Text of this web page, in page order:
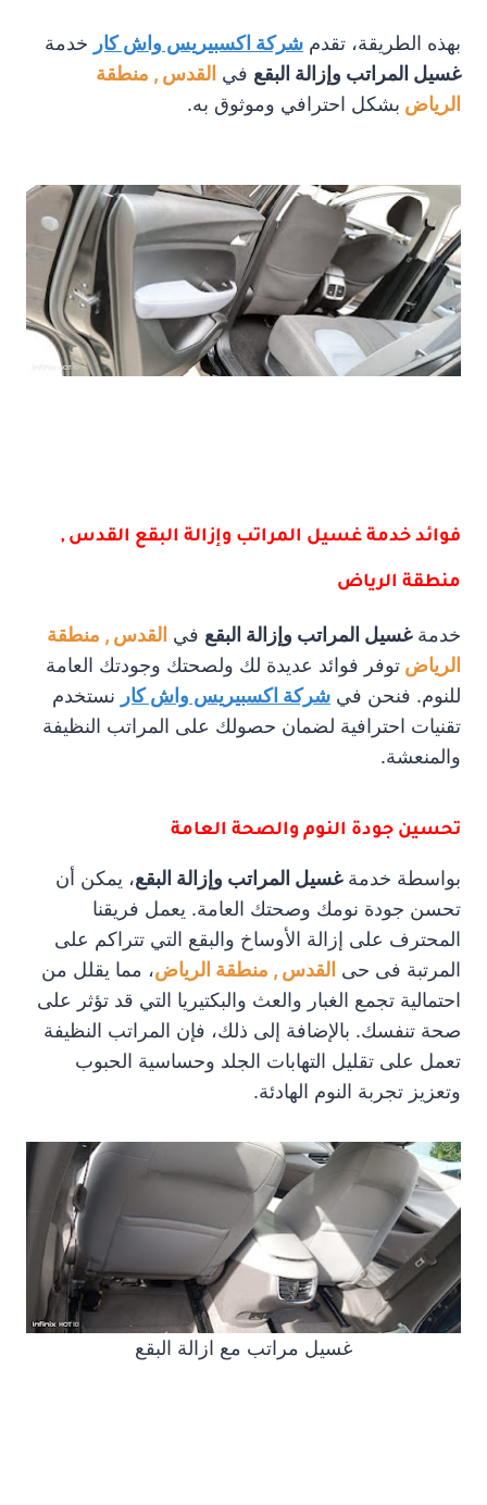
بهذه الطريقة، تقدم شركة اكسبيريس واش كار خدمة
غسيل المراتب وإزالة البقع في القدس , منطقة
الرياض بشكل احترافي وموثوق به.
فوائد خدمة غسيل المراتب وإزالة البقع القدس ,
منطقة الرياض
خدمةغسيل المراتب وإزالة البقع في القدس , منطقة
الرياض توفر فوائد عديدة لك ولصحتك وجودتك العامة
للنوم. فنحن في شركة اكسبيريس واش كار نستخدم
تقنيات احترافية لضمان حصولك على المراتب النظيفة
والمنعشة.
تحسين جودة النوم والصحة العامة
بواسطة خدمةغسيل المراتب وإزالة البقع، يمكن أن
تحسن جودة نومك وصحتك العامة. يعمل فريقنا
المحترف على إزالة الأوساخ والبقع التي تتراكم على
المرتبة فى حى القدس , منطقة الرياض، مما يقلل من
احتمالية تجمع الغبار والعث والبكتيريا التي قد تؤثر على
صحة تنفسك. بالإضافة إلى ذلك، فإن المراتب النظيفة
تعمل على تقليل التهابات الجلد وحساسية الحبوب
وتعزيز تجربة النوم الهادئة.
غسيل مراتب مع ازالة البقع